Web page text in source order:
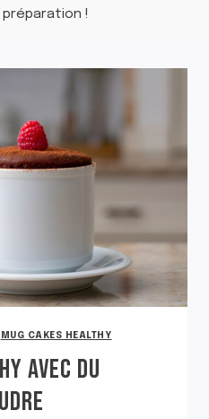
!
MUG CAKES HEALTHY
AVEC DU